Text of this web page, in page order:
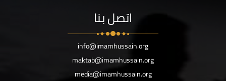
اتصل بنا
info@imamhussain.org
maktab@imamhussain.org
media@imamhussain.org